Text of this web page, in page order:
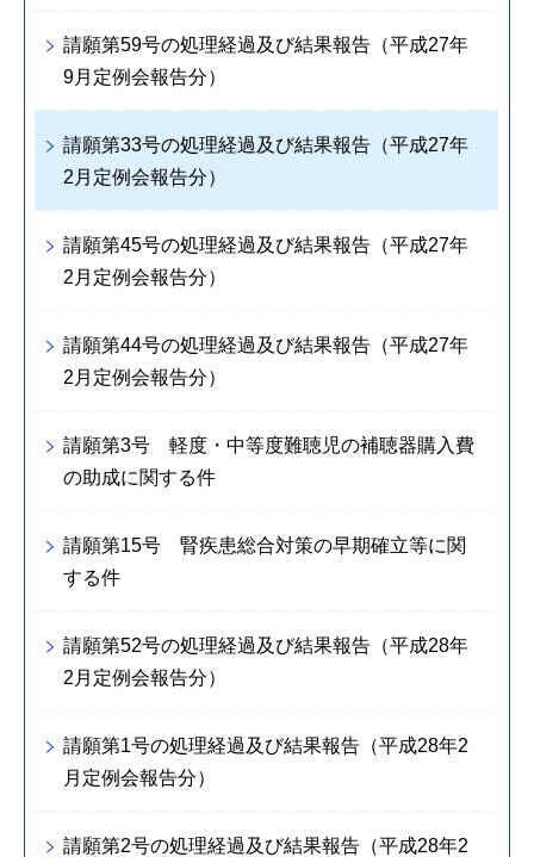
請願第59号の処理経過及び結果報告（平成27年
9月定例会報告分）
請願第33号の処理経過及び結果報告（平成27年
2月定例会報告分）
請願第45号の処理経過及び結果報告（平成27年
2月定例会報告分）
請願第44号の処理経過及び結果報告（平成27年
2月定例会報告分）
請願第3号 軽度・中等度難聴児の補聴器購入費
の助成に関する件
請願第15号 腎疾患総合対策の早期確立等に関
する件
請願第52号の処理経過及び結果報告（平成28年
2月定例会報告分）
請願第1号の処理経過及び結果報告（平成28年2
月定例会報告分）
請願第2号の処理経過及び結果報告（平成28年2